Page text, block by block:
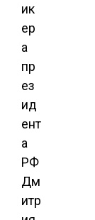
ик
ер
а
пр
ез
ид
ент
а
РФ
Дм
итр